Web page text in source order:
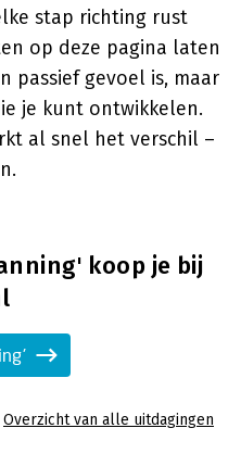
stap richting rust
op deze pagina laten
passief gevoel is, maar
je kunt ontwikkelen.
al snel het verschil –
koop je bij
Overzicht van alle uitdagingen